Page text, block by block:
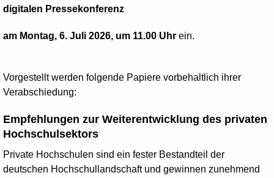
digitalen Pressekonferenz
am Montag, 6. Juli 2026, um 11.00 Uhr ein.
Vorgestellt werden folgende Papiere vorbehaltlich ihrer
Verabschiedung:
Empfehlungen zur Weiterentwicklung des privaten
Hochschulsektors
Private Hochschulen sind ein fester Bestandteil der
deutschen Hochschullandschaft und gewinnen zunehmend